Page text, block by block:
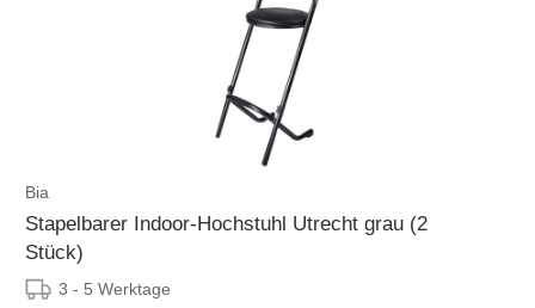
Bia
Stapelbarer Indoor-Hochstuhl Utrecht grau (2
Stück)
3 - 5 Werktage